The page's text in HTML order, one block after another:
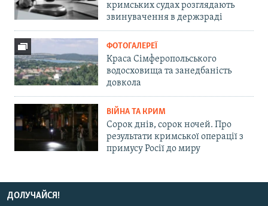
кримських судах розглядають
звинувачення в держзраді
ФОТОГАЛЕРЕЇ
Краса Сімферопольського
водосховища та занедбаність
довкола
ВІЙНА ТА КРИМ
Сорок днів, сорок ночей. Про
результати кримської операції з
примусу Росії до миру
ДОЛУЧАЙСЯ!